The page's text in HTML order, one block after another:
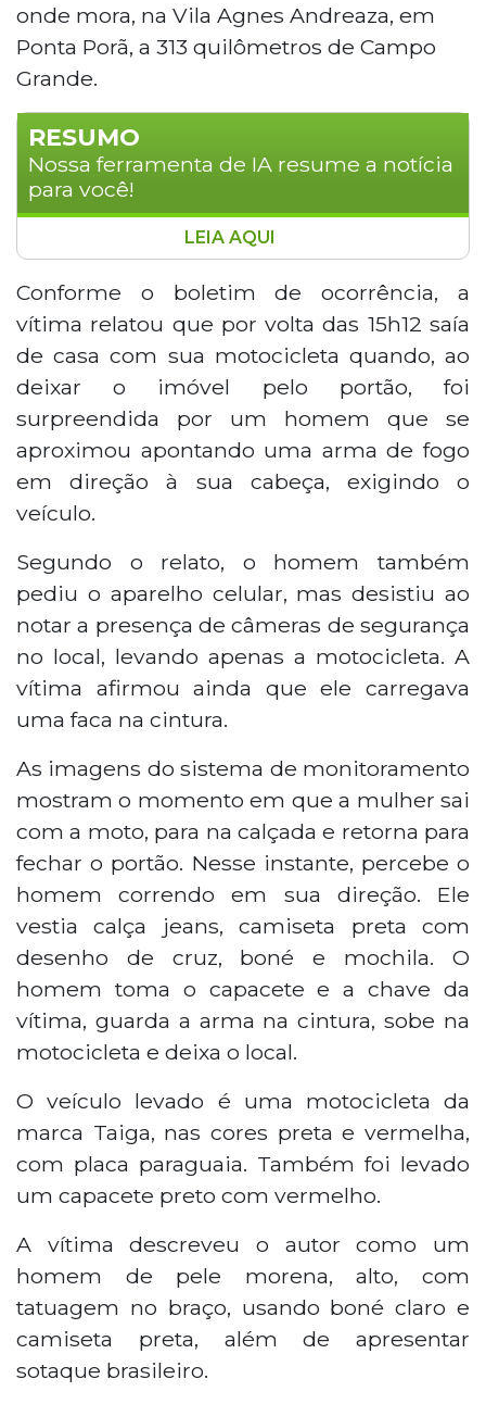
onde mora, na Vila Agnes Andreaza, em
Ponta Porã, a 313 quilômetros de Campo
Grande.
RESUMO
Nossa ferramenta de IA resume a notícia
para você!
Uma jovem de 26 anos foi assaltada na
tarde desta quinta-feira (30) em frente à
sua residência na Vila Agnes Andreaza,
em Ponta Porã. Um homem armado
abordou a vítima ao sair com sua
motocicleta e levou o veículo, uma Taiga
preta e vermelha com placa paraguaia,
além de um capacete. O suspeito desistiu
de levar o celular ao notar câmeras de
segurança. O caso foi registrado como
roubo majorado na 2ª Delegacia de Ponta
LEIA AQUI
Conforme o boletim de ocorrência, a
vítima relatou que por volta das 15h12 saía
de casa com sua motocicleta quando, ao
deixar o imóvel pelo portão, foi
surpreendida por um homem que se
aproximou apontando uma arma de fogo
em direção à sua cabeça, exigindo o
veículo.
Segundo o relato, o homem também
pediu o aparelho celular, mas desistiu ao
notar a presença de câmeras de segurança
no local, levando apenas a motocicleta. A
vítima afirmou ainda que ele carregava
uma faca na cintura.
As imagens do sistema de monitoramento
mostram o momento em que a mulher sai
com a moto, para na calçada e retorna para
fechar o portão. Nesse instante, percebe o
homem correndo em sua direção. Ele
vestia calça jeans, camiseta preta com
desenho de cruz, boné e mochila. O
homem toma o capacete e a chave da
vítima, guarda a arma na cintura, sobe na
motocicleta e deixa o local.
O veículo levado é uma motocicleta da
marca Taiga, nas cores preta e vermelha,
com placa paraguaia. Também foi levado
um capacete preto com vermelho.
A vítima descreveu o autor como um
homem de pele morena, alto, com
tatuagem no braço, usando boné claro e
camiseta preta, além de apresentar
sotaque brasileiro.